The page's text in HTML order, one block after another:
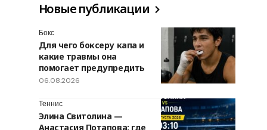
Новые публикации
Бокс
Для чего боксеру капа и
какие травмы она
помогает предупредить
06.08.2026
Теннис
Элина Свитолина —
Анастасия Потапова: где